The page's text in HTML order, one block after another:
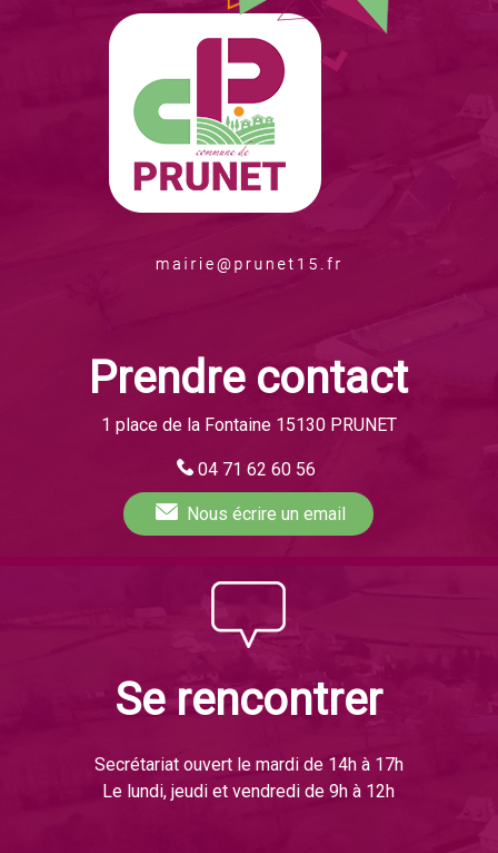
Prendre contact
1 place de la Fontaine 15130 PRUNET
04 71 62 60 56
Nous écrire un email
Se rencontrer
Secrétariat ouvert le mardi de 14h à 17h
Le lundi, jeudi et vendredi de 9h à 12h